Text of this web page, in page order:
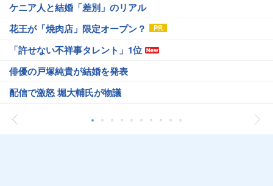
ケニア人と結婚「差別」のリアル
花王が「焼肉店」限定オープン？
「許せない不祥事タレント」1位
俳優の戸塚純貴が結婚を発表
配信で激怒 堀大輔氏が物議